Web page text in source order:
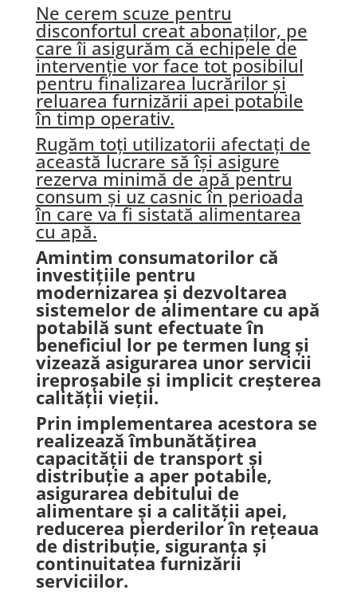
Ne cerem scuze pentru
disconfortul creat abonaților, pe
care îi asigurăm că echipele de
intervenție vor face tot posibilul
pentru finalizarea lucrărilor și
reluarea furnizării apei potabile
în timp operativ.
Rugăm toți utilizatorii afectați de
această lucrare să își asigure
rezerva minimă de apă pentru
consum și uz casnic în perioada
în care va fi sistată alimentarea
cu apă.
Amintim consumatorilor că
investițiile pentru
modernizarea și dezvoltarea
sistemelor de alimentare cu apă
potabilă sunt efectuate în
beneficiul lor pe termen lung și
vizează asigurarea unor servicii
ireproșabile și implicit creșterea
calității vieții.
Prin implementarea acestora se
realizează îmbunătățirea
capacității de transport și
distribuție a aper potabile,
asigurarea debitului de
alimentare și a calității apei,
reducerea pierderilor în rețeaua
de distribuție, siguranța și
continuitatea furnizării
serviciilor.